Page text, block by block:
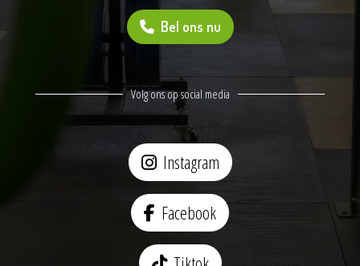
Bel ons nu
Volg ons op social media
Instagram
Facebook